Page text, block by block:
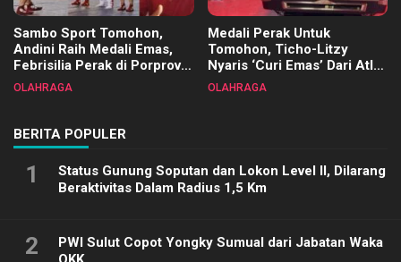
Sambo Sport Tomohon,
Andini Raih Medali Emas,
Febrisilia Perak di Porprov
Sulut 2025
OLAHRAGA
Medali Perak Untuk
Tomohon, Ticho-Litzy
Nyaris ‘Curi Emas’ Dari Atlet
Biliar PON di Porprov Sulut
OLAHRAGA
BERITA POPULER
1
Status Gunung Soputan dan Lokon Level II, Dilarang
Beraktivitas Dalam Radius 1,5 Km
2
PWI Sulut Copot Yongky Sumual dari Jabatan Waka